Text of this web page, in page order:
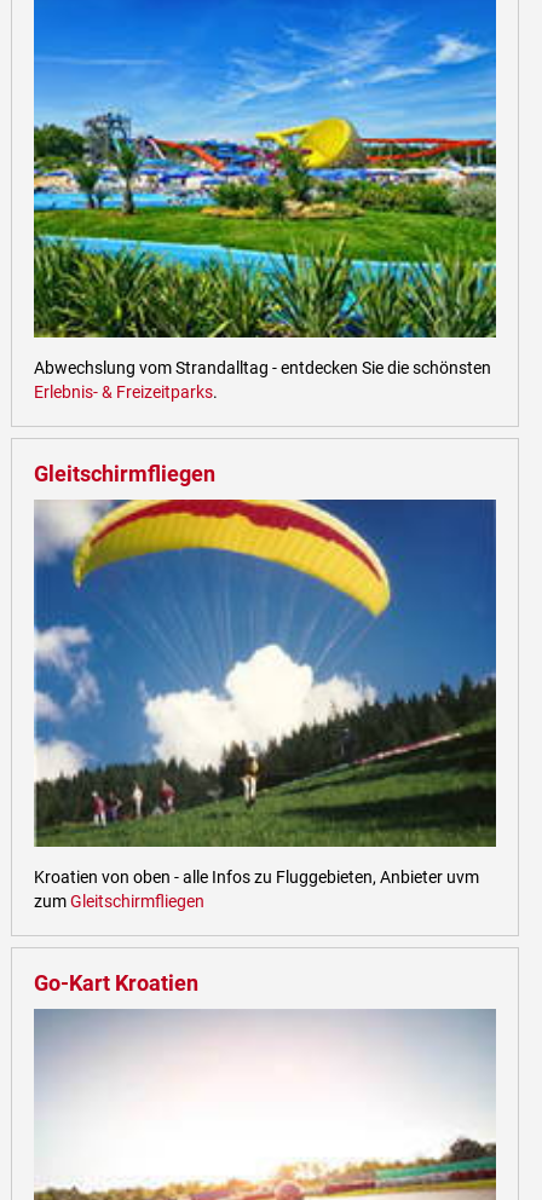
Abwechslung vom Strandalltag - entdecken Sie die schönsten
Erlebnis- & Freizeitparks.
Gleitschirmfliegen
Kroatien von oben - alle Infos zu Fluggebieten, Anbieter uvm
zumGleitschirmfliegen
Go-Kart Kroatien